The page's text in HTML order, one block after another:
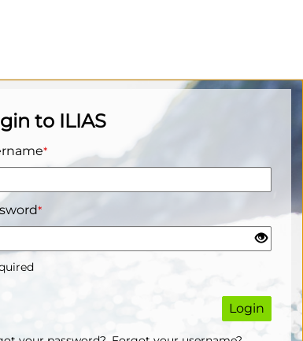
to ILIAS
*
*
Login